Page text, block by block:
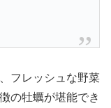
フレッシュな野菜
の牡蠣が堪能でき